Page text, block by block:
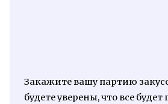
Закажите вашу партию
будете уверены, что все будет